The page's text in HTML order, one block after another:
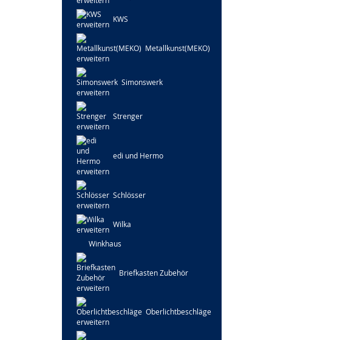
KWS
Metallkunst(MEKO)
Simonswerk
Strenger
edi und Hermo
Schlösser
Wilka
Winkhaus
Briefkasten Zubehör
Oberlichtbeschläge